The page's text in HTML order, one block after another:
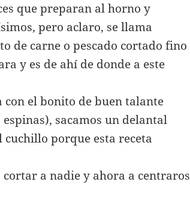
que preparan al horno y
pero aclaro, se llama
de carne o pescado cortado fino
y es de ahí de donde a este
con el bonito de buen talante
sacamos un delantal
porque esta receta
a nadie y ahora a centraros